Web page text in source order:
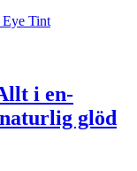
i en-
glöd